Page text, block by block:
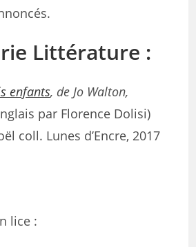
Littérature :
enfants, de Jo Walton,
par Florence Dolisi)
coll. Lunes d’Encre, 2017
lice :